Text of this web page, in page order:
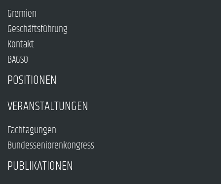
Gremien
Geschäftsführung
Kontakt
BAGSO
POSITIONEN
VERANSTALTUNGEN
Fachtagungen
Bundesseniorenkongress
PUBLIKATIONEN